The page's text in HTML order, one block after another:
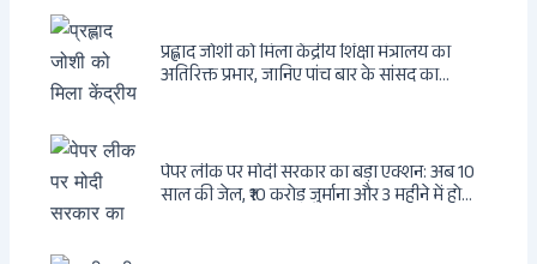
प्रह्लाद जोशी को मिला केंद्रीय शिक्षा मंत्रालय का
अतिरिक्त प्रभार, जानिए पांच बार के सांसद का
पेपर लीक पर मोदी सरकार का बड़ा एक्शन: अब 10
साल की जेल, ₹10 करोड़ जुर्माना और 3 महीने में होगा